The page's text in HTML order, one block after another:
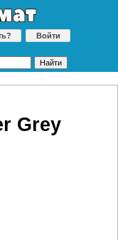
Войти
Grey